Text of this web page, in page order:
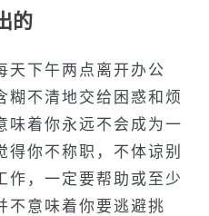
的
下午两点离开办公
糊不清地交给困惑和烦
味着你永远不会成为一
你不称职，不体谅别
作，一定要帮助或至少
不意味着你要逃避挑